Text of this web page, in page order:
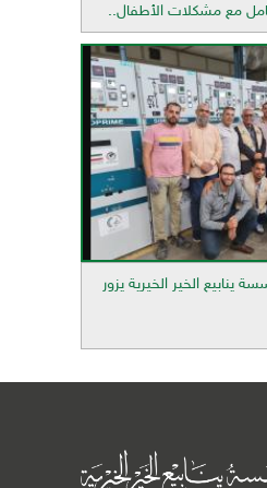
مع مشكلات الأطفال..
الخير الخيرية يزور